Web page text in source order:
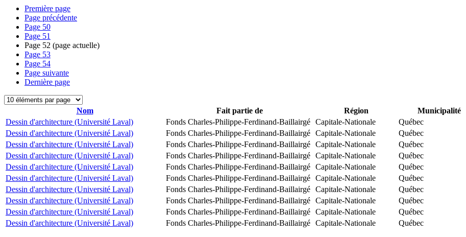
Première page
Page précédente
Page 50
Page 51
Page 52 (page actuelle)
Page 53
Page 54
Page suivante
Dernière page
Nom Fait partie de Région Municipalité
Dessin d'architecture (Université Laval)
Fonds Charles-Philippe-Ferdinand-Baillairgé Capitale-Nationale
Québec
Dessin d'architecture (Université Laval)
Fonds Charles-Philippe-Ferdinand-Baillairgé Capitale-Nationale
Québec
Dessin d'architecture (Université Laval)
Fonds Charles-Philippe-Ferdinand-Baillairgé Capitale-Nationale
Québec
Dessin d'architecture (Université Laval)
Fonds Charles-Philippe-Ferdinand-Baillairgé Capitale-Nationale
Québec
Dessin d'architecture (Université Laval)
Fonds Charles-Philippe-Ferdinand-Baillairgé Capitale-Nationale
Québec
Dessin d'architecture (Université Laval)
Fonds Charles-Philippe-Ferdinand-Baillairgé Capitale-Nationale
Québec
Dessin d'architecture (Université Laval)
Fonds Charles-Philippe-Ferdinand-Baillairgé Capitale-Nationale
Québec
Dessin d'architecture (Université Laval)
Fonds Charles-Philippe-Ferdinand-Baillairgé Capitale-Nationale
Québec
Dessin d'architecture (Université Laval)
Fonds Charles-Philippe-Ferdinand-Baillairgé Capitale-Nationale
Québec
Dessin d'architecture (Université Laval)
Fonds Charles-Philippe-Ferdinand-Baillairgé Capitale-Nationale Québec